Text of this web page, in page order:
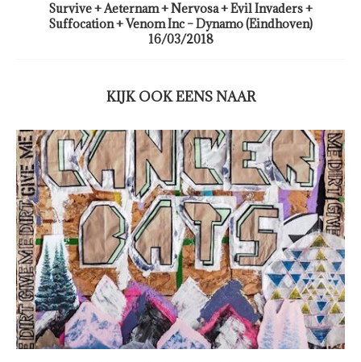
Survive + Aeternam + Nervosa + Evil Invaders +
Suffocation + Venom Inc – Dynamo (Eindhoven)
16/03/2018
KIJK OOK EENS NAAR